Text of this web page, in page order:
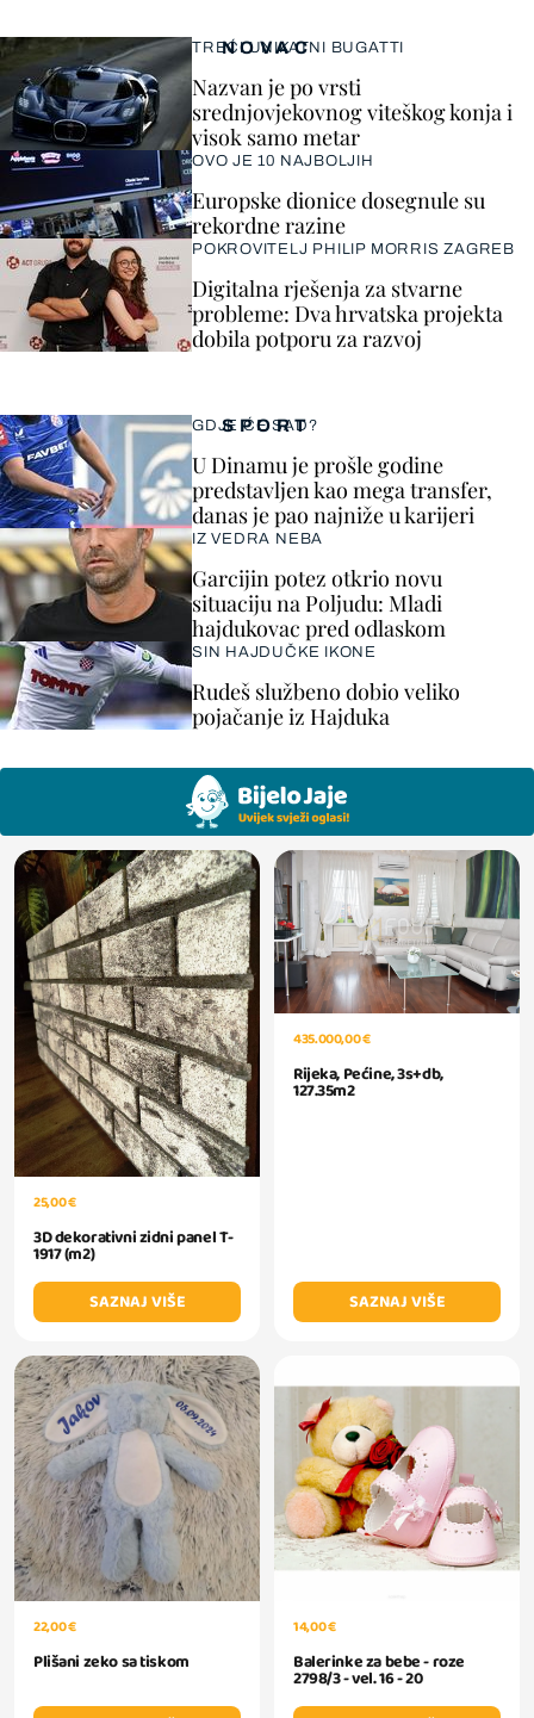
SPORT
GDJE ĆE SAD?
U Dinamu je prošle godine
predstavljen kao mega transfer,
danas je pao najniže u karijeri
IZ VEDRA NEBA
Garcijin potez otkrio novu
situaciju na Poljudu: Mladi
hajdukovac pred odlaskom
SIN HAJDUČKE IKONE
Rudeš službeno dobio veliko
pojačanje iz Hajduka
NOVAC
TREĆI UNIKATNI BUGATTI
Nazvan je po vrsti
srednjovjekovnog viteškog konja i
visok samo metar
OVO JE 10 NAJBOLJIH
Europske dionice dosegnule su
rekordne razine
POKROVITELJ PHILIP MORRIS ZAGREB
Digitalna rješenja za stvarne
probleme: Dva hrvatska projekta
dobila potporu za razvoj
25,00 €
3D dekorativni zidni panel T-
1917 (m2)
SAZNAJ VIŠE
435.000,00 €
Rijeka, Pećine, 3s+db,
127.35m2
SAZNAJ VIŠE
22,00 €
Plišani zeko sa tiskom
14,00 €
Balerinke za bebe - roze
2798/3 - vel. 16 - 20